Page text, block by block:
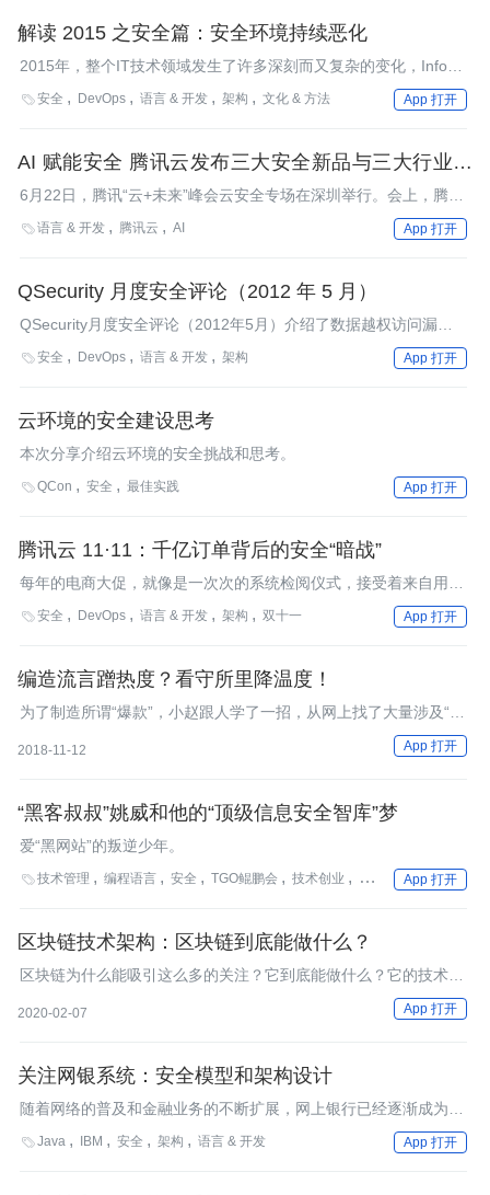
解读 2015 之安全篇：安全环境持续恶化
2015年，整个IT技术领域发生了许多深刻而又复杂的变化，InfoQ
策划了『解读2015』年终技术盘点系列文章。在安全领域，过去
的这一年安全事件有增无减。由于云计算的不断发展，数据隐私泄
业员工安全意识薄弱令人触目惊心，而智能设备的不断涌现，万物
安全 DevOps 语言 & 开发 架构 文化 & 方法 App 打开
AI 赋能安全 腾讯云发布三大安全新品与三大行业安
全解决方案
6月22日，腾讯“云+未来”峰会云安全专场在深圳举行。会上，腾讯
云隆重介绍了三款重磅云安全新品，分别为主机安全、反诈骗云、
网站安全，同时发布腾讯云在车联网、移动、直播三大领域的安全
面对外开放。
语言 & 开发 腾讯云 AI App 打开
QSecurity 月度安全评论（2012 年 5 月）
QSecurity月度安全评论（2012年5月）介绍了数据越权访问漏洞
（BAC）以及Web方面的几个安全漏洞。
安全 DevOps 语言 & 开发 架构 App 打开
云环境的安全建设思考
本次分享介绍云环境的安全挑战和思考。
QCon 安全 最佳实践 App 打开
腾讯云 11·11：千亿订单背后的安全“暗战”
每年的电商大促，就像是一次次的系统检阅仪式，接受着来自用
户、同行以及老板的审视。而在一次次订单量记录刷新，成交额飙
出新高的同时，平台架构也在面临巨大的挑战，如页面打不开、服
那么针对这些问题，腾讯云是如何助力其电商客户解决？本文将从
最佳实践方案。
安全 DevOps 语言 & 开发 架构 双十一 App 打开
编造流言蹭热度？看守所里降温度！
为了制造所谓“爆款”，小赵跟人学了一招，从网上找了大量涉及“xx
2018-11-12 App 打开
“黑客叔叔”姚威和他的“顶级信息安全智库”梦
爱“黑网站”的叛逆少年。
技术管理 编程语言 安全 TGO鲲鹏会 技术创业 技术选型 方法论
App 打开
区块链技术架构：区块链到底能做什么？
区块链为什么能吸引这么多的关注？它到底能做什么？它的技术原
2020-02-07 App 打开
关注网银系统：安全模型和架构设计
随着网络的普及和金融业务的不断扩展，网上银行已经逐渐成为人
们日常理财的主要工具之一。由于互联网的开放性，安全性成为网
银系统设计和实施的重要挑战，IBM的工程师最近撰文描述了网上
Java IBM 安全 架构 语言 & 开发 App 打开